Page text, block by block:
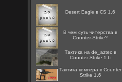
Desert Eagle в CS 1.6
В чем суть читерства в
Counter-Strike?
Тактика на de_aztec в
Counter Strike 1.6
Тактика кемпера в Counter
Strike 1.6